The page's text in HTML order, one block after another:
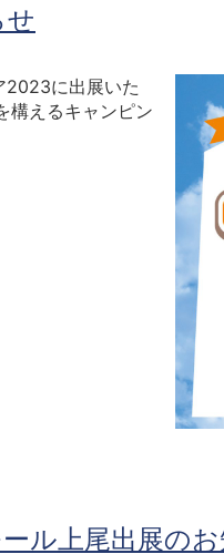
2023に出展いた
構えるキャンピン
ル上尾出展の